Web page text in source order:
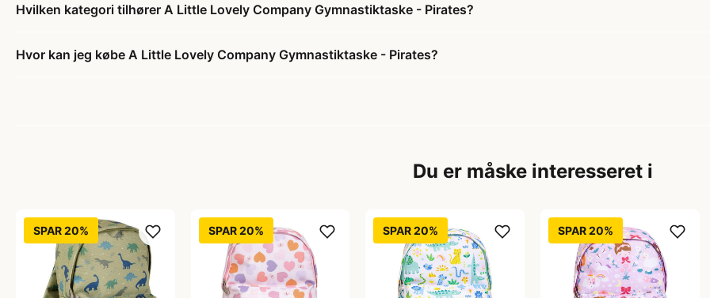
Hvilken kategori tilhører A Little Lovely Company Gymnastiktaske - Pirates?
Hvor kan jeg købe A Little Lovely Company Gymnastiktaske - Pirates?
Du er måske interesseret i
SPAR 20% SPAR 20% SPAR 20% SPAR 20%